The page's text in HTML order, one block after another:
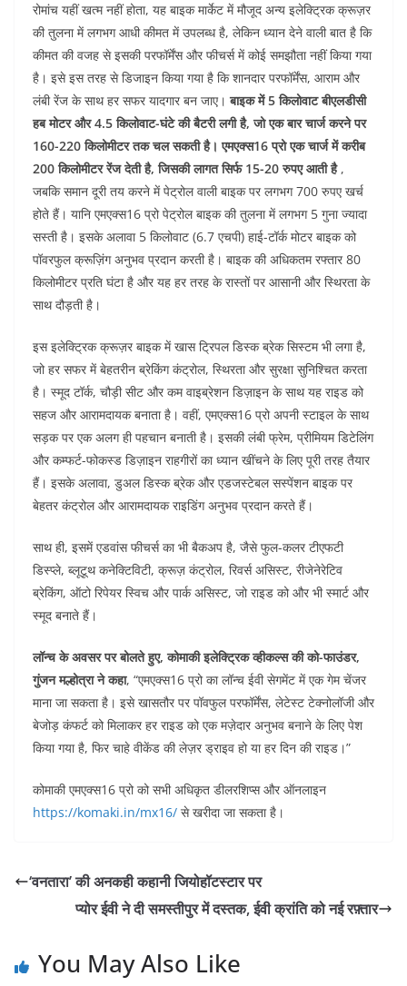
रोमांच यहीं खत्म नहीं होता, यह बाइक मार्केट में मौजूद अन्य इलेक्ट्रिक क्रूज़र
की तुलना में लगभग आधी कीमत में उपलब्ध है, लेकिन ध्यान देने वाली बात है कि
कीमत की वजह से इसकी परफॉर्मेंस और फीचर्स में कोई समझौता नहीं किया गया
है। इसे इस तरह से डिजाइन किया गया है कि शानदार परफॉर्मेंस, आराम और
लंबी रेंज के साथ हर सफर यादगार बन जाए।बाइक में 5 किलोवाट बीएलडीसी
हब मोटर और 4.5 किलोवाट-घंटे की बैटरी लगी है, जो एक बार चार्ज करने पर
160-220 किलोमीटर तक चल सकती है। एमएक्स16 प्रो एक चार्ज में करीब
200 किलोमीटर रेंज देती है, जिसकी लागत सिर्फ 15-20 रुपए आती है,
जबकि समान दूरी तय करने में पेट्रोल वाली बाइक पर लगभग 700 रुपए खर्च
होते हैं। यानि एमएक्स16 प्रो पेट्रोल बाइक की तुलना में लगभग 5 गुना ज्यादा
सस्ती है। इसके अलावा 5 किलोवाट (6.7 एचपी) हाई-टॉर्क मोटर बाइक को
पॉवरफुल क्रूज़िंग अनुभव प्रदान करती है। बाइक की अधिकतम रफ्तार 80
किलोमीटर प्रति घंटा है और यह हर तरह के रास्तों पर आसानी और स्थिरता के
साथ दौड़ती है।
इस इलेक्ट्रिक क्रूज़र बाइक में खास ट्रिपल डिस्क ब्रेक सिस्टम भी लगा है,
जो हर सफर में बेहतरीन ब्रेकिंग कंट्रोल, स्थिरता और सुरक्षा सुनिश्चित करता
है। स्मूद टॉर्क, चौड़ी सीट और कम वाइब्रेशन डिज़ाइन के साथ यह राइड को
सहज और आरामदायक बनाता है। वहीं, एमएक्स16 प्रो अपनी स्टाइल के साथ
सड़क पर एक अलग ही पहचान बनाती है। इसकी लंबी फ्रेम, प्रीमियम डिटेलिंग
और कम्फर्ट-फोकस्ड डिज़ाइन राहगीरों का ध्यान खींचने के लिए पूरी तरह तैयार
हैं। इसके अलावा, डुअल डिस्क ब्रेक और एडजस्टेबल सस्पेंशन बाइक पर
बेहतर कंट्रोल और आरामदायक राइडिंग अनुभव प्रदान करते हैं।
साथ ही, इसमें एडवांस फीचर्स का भी बैकअप है, जैसे फुल-कलर टीएफटी
डिस्प्ले, ब्लूटूथ कनेक्टिविटी, क्रूज़ कंट्रोल, रिवर्स असिस्ट, रीजेनेरेटिव
ब्रेकिंग, ऑटो रिपेयर स्विच और पार्क असिस्ट, जो राइड को और भी स्मार्ट और
स्मूद बनाते हैं।
लॉन्च के अवसर पर बोलते हुए, कोमाकी इलेक्ट्रिक व्हीकल्स की को-फाउंडर,
गुंजन मल्होत्रा ने कहा, “एमएक्स16 प्रो का लॉन्च ईवी सेगमेंट में एक गेम चेंजर
माना जा सकता है। इसे खासतौर पर पॉवफुल परफॉर्मेंस, लेटेस्ट टेक्नोलॉजी और
बेजोड़ कंफर्ट को मिलाकर हर राइड को एक मज़ेदार अनुभव बनाने के लिए पेश
किया गया है, फिर चाहे वीकेंड की लेज़र ड्राइव हो या हर दिन की राइड।”
कोमाकी एमएक्स16 प्रो को सभी अधिकृत डीलरशिप्स और ऑनलाइन
https://komaki.in/mx16/ से खरीदा जा सकता है।
‘वनतारा’ की अनकही कहानी जियोहॉटस्टार पर
प्योर ईवी ने दी समस्तीपुर में दस्तक, ईवी क्रांति को नई रफ़्तार
You May Also Like